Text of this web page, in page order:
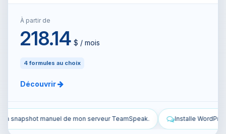
À partir de
218.14 $ / mois
4 formules au choix
Découvrir
Installe WordPress sur mon VPS et configure-le.